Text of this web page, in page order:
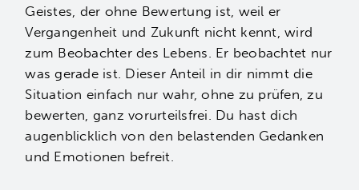
Geistes, der ohne Bewertung ist, weil er
Vergangenheit und Zukunft nicht kennt, wird
zum Beobachter des Lebens. Er beobachtet nur
was gerade ist. Dieser Anteil in dir nimmt die
Situation einfach nur wahr, ohne zu prüfen, zu
bewerten, ganz vorurteilsfrei. Du hast dich
augenblicklich von den belastenden Gedanken
und Emotionen befreit.